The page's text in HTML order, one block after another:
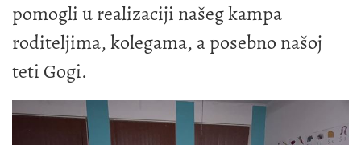
pomogli u realizaciji našeg kampa
roditeljima, kolegama, a posebno našoj
teti Gogi.